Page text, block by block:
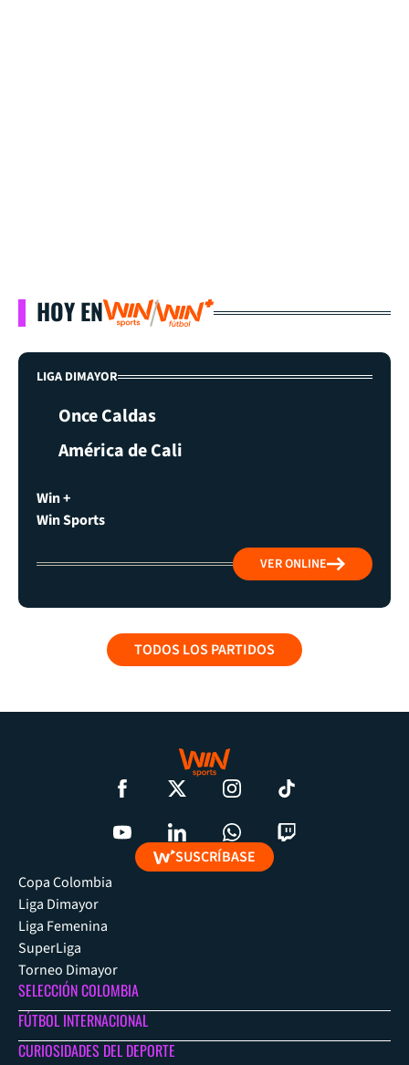
HOY EN
LIGA DIMAYOR
Once Caldas
América de Cali
Win +
Win Sports
VER ONLINE
TODOS LOS PARTIDOS
SUSCRÍBASE
Copa Colombia
Liga Dimayor
Liga Femenina
SuperLiga
Torneo Dimayor
SELECCIÓN COLOMBIA
FÚTBOL INTERNACIONAL
CURIOSIDADES DEL DEPORTE